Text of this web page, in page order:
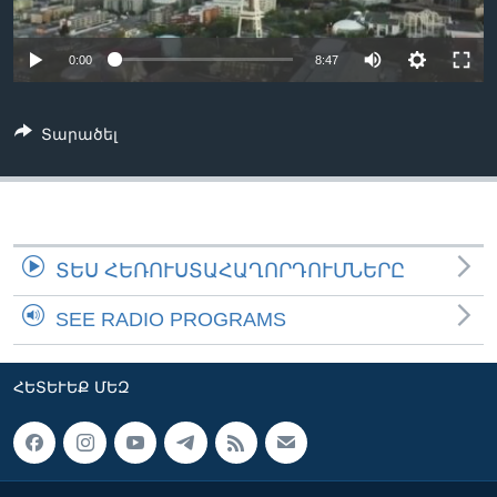
Լեզուներ
0:00 8:47
Տարածել
ՏԵՍ ՀԵՌՈՒՍՏԱՀԱՂՈՐԴՈՒՄՆԵՐԸ
SEE RADIO PROGRAMS
ՀԵՏԵՒԵՔ ՄԵԶ